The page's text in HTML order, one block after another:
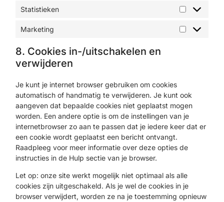
Statistieken
Marketing
8. Cookies in-/uitschakelen en
verwijderen
Je kunt je internet browser gebruiken om cookies
automatisch of handmatig te verwijderen. Je kunt ook
aangeven dat bepaalde cookies niet geplaatst mogen
worden. Een andere optie is om de instellingen van je
internetbrowser zo aan te passen dat je iedere keer dat er
een cookie wordt geplaatst een bericht ontvangt.
Raadpleeg voor meer informatie over deze opties de
instructies in de Hulp sectie van je browser.
Let op: onze site werkt mogelijk niet optimaal als alle
cookies zijn uitgeschakeld. Als je wel de cookies in je
browser verwijdert, worden ze na je toestemming opnieuw